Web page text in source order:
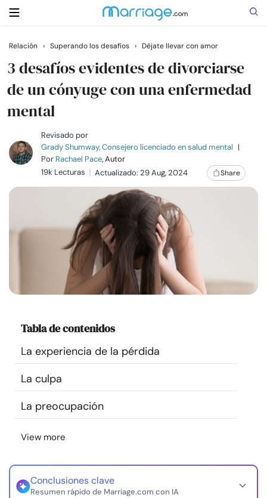
Buscar
Casarse
Relaciones
Familia
Encuentra un terapeuta
Idioma
© Copyright 2026. Todos los derechos reservados.
Relación › Superando los desafíos › Déjate llevar con amor
3 desafíos evidentes de divorciarse
de un cónyuge con una enfermedad
mental
Revisado por
Grady Shumway, Consejero licenciado en salud mental |
Por Rachael Pace, Autor
19k Lecturas
Actualizado: 29 Aug, 2024 Share
Tabla de contenidos
La experiencia de la pérdida
La culpa
La preocupación
View more
Conclusiones clave
Resumen rápido de Marriage.com con IA